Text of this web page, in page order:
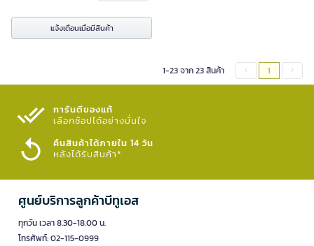
แจ้งเตือนเมื่อมีสินค้า
1-23 จาก 23 สินค้า 1
การันตีของแท้
เลือกช้อปได้อย่างมั่นใจ​
คืนสินค้าได้ภายใน 14 วัน
หลังได้รับสินค้า*
ศูนย์บริการลูกค้าบีทูเอส
ทุกวัน เวลา 8.30-18.00 น.
โทรศัพท์: 02-115-0999